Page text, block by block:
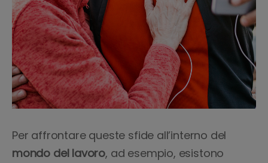
Per affrontare queste sfide all’interno del
mondo del lavoro, ad esempio, esistono